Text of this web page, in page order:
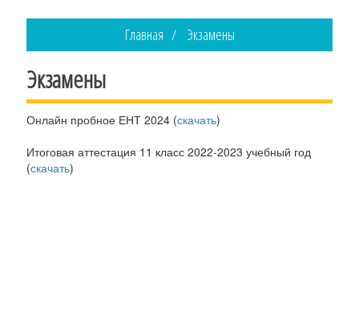
Главная Экзамены
Экзамены
Онлайн пробное ЕНТ 2024 (скачать)
Итоговая аттестация 11 класс 2022-2023 учебный год
(скачать)